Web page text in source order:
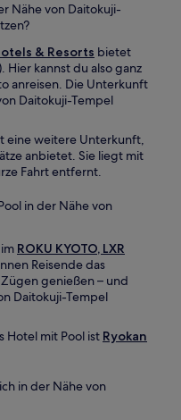
Nähe von Daitokuji-
& Resorts bietet
Hier kannst du also ganz
anreisen. Die Unterkunft
Daitokuji-Tempel
eine weitere Unterkunft,
anbietet. Sie liegt mit
Fahrt entfernt.
in der Nähe von
ROKU KYOTO, LXR
Reisende das
genießen – und
Daitokuji-Tempel
Hotel mit Pool ist Ryokan
in der Nähe von